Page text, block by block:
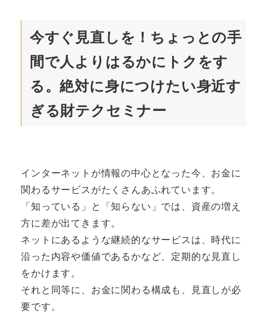
今すぐ見直しを！ちょっとの手
間で人よりはるかにトクをす
る。絶対に身につけたい身近す
ぎる財テクセミナー
インターネットが情報の中心となった今、お金に
関わるサービスがたくさんあふれています。
「知っている」と「知らない」では、資産の増え
方に差が出てきます。
ネットにあるような継続的なサービスは、時代に
沿った内容や価値であるかなど、定期的な見直し
をかけます。
それと同等に、お金に関わる構成も、見直しが必
要です。